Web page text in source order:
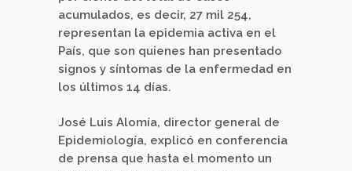
acumulados, es decir, 27 mil 254,
representan la epidemia activa en el
País, que son quienes han presentado
signos y síntomas de la enfermedad en
los últimos 14 días.
José Luis Alomía, director general de
Epidemiología, explicó en conferencia
de prensa que hasta el momento un